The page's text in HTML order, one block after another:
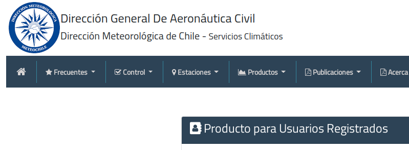
Frecuentes Control Estaciones Productos Publicaciones Acerca
Producto para Usuarios Registrados